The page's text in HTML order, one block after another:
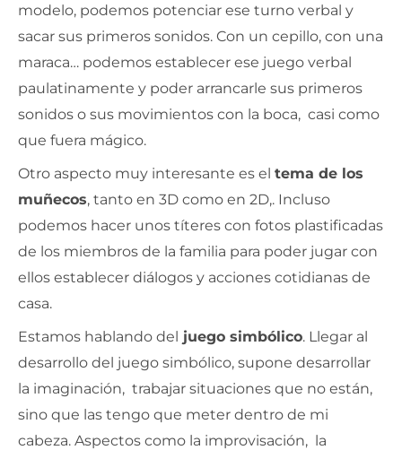
modelo, podemos potenciar ese turno verbal y
sacar sus primeros sonidos. Con un cepillo, con una
maraca… podemos establecer ese juego verbal
paulatinamente y poder arrancarle sus primeros
sonidos o sus movimientos con la boca, casi como
que fuera mágico.
Otro aspecto muy interesante es el tema de los
muñecos, tanto en 3D como en 2D,. Incluso
podemos hacer unos títeres con fotos plastificadas
de los miembros de la familia para poder jugar con
ellos establecer diálogos y acciones cotidianas de
casa.
Estamos hablando del juego simbólico. Llegar al
desarrollo del juego simbólico, supone desarrollar
la imaginación, trabajar situaciones que no están,
sino que las tengo que meter dentro de mi
cabeza. Aspectos como la improvisación, la